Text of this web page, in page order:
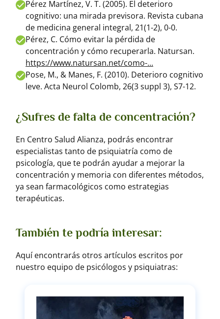
Pérez Martínez, V. T. (2005). El deterioro
cognitivo: una mirada previsora. Revista cubana
de medicina general integral, 21(1-2), 0-0.
Pérez, C. Cómo evitar la pérdida de
concentración y cómo recuperarla. Natursan.
https://www.natursan.net/como-...
Pose, M., & Manes, F. (2010). Deterioro cognitivo
leve. Acta Neurol Colomb, 26(3 suppl 3), S7-12.
¿Sufres de falta de concentración?
En Centro Salud Alianza, podrás encontrar
especialistas tanto de psiquiatría como de
psicología, que te podrán ayudar a mejorar la
concentración y memoria con diferentes métodos,
ya sean farmacológicos como estrategias
terapéuticas.
También te podría interesar:
Aquí encontrarás otros artículos escritos por
nuestro equipo de psicólogos y psiquiatras: